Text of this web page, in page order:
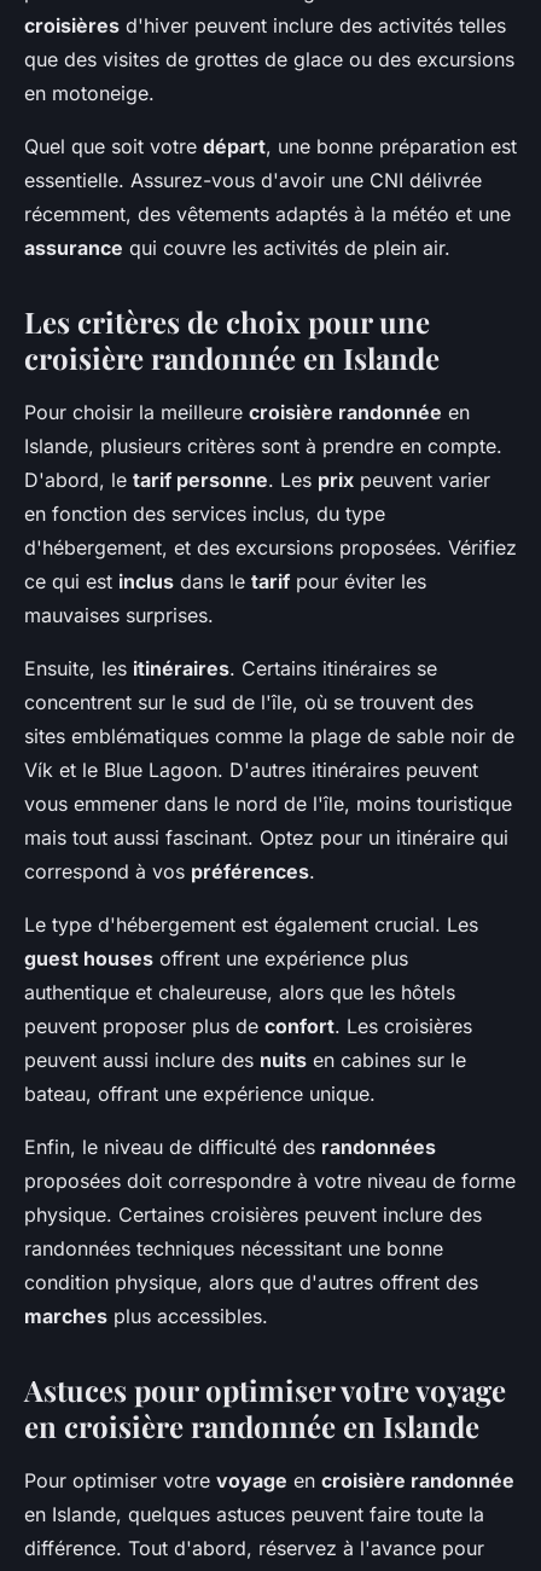
croisières d'hiver peuvent inclure des activités telles
que des visites de grottes de glace ou des excursions
en motoneige.
Quel que soit votre départ, une bonne préparation est
essentielle. Assurez-vous d'avoir une CNI délivrée
récemment, des vêtements adaptés à la météo et une
assurance qui couvre les activités de plein air.
Les critères de choix pour une
croisière randonnée en Islande
Pour choisir la meilleure croisière randonnée en
Islande, plusieurs critères sont à prendre en compte.
D'abord, le tarif personne. Les prix peuvent varier
en fonction des services inclus, du type
d'hébergement, et des excursions proposées. Vérifiez
ce qui est inclus dans le tarif pour éviter les
mauvaises surprises.
Ensuite, les itinéraires. Certains itinéraires se
concentrent sur le sud de l'île, où se trouvent des
sites emblématiques comme la plage de sable noir de
Vík et le Blue Lagoon. D'autres itinéraires peuvent
vous emmener dans le nord de l'île, moins touristique
mais tout aussi fascinant. Optez pour un itinéraire qui
correspond à vos préférences.
Le type d'hébergement est également crucial. Les
guest houses offrent une expérience plus
authentique et chaleureuse, alors que les hôtels
peuvent proposer plus de confort. Les croisières
peuvent aussi inclure des nuits en cabines sur le
bateau, offrant une expérience unique.
Enfin, le niveau de difficulté des randonnées
proposées doit correspondre à votre niveau de forme
physique. Certaines croisières peuvent inclure des
randonnées techniques nécessitant une bonne
condition physique, alors que d'autres offrent des
marches plus accessibles.
Astuces pour optimiser votre voyage
en croisière randonnée en Islande
Pour optimiser votre voyage en croisière randonnée
en Islande, quelques astuces peuvent faire toute la
différence. Tout d'abord, réservez à l'avance pour